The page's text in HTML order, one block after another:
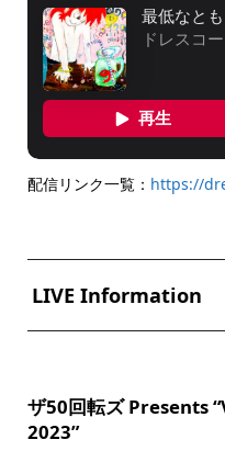
配信リンク一覧： https://
LIVE Information
ザ50回転ズ Presents
2023”